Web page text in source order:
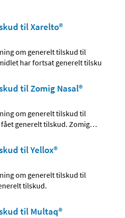
til Xarelto®
om generelt tilskud til
har fortsat generelt tilsku
til Zomig Nasal®
om generelt tilskud til
generelt tilskud. Zomig…
til Yellox®
om generelt tilskud til
tilskud.
til Multaq®